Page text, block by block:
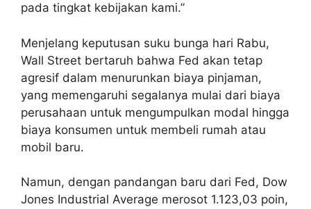
pada tingkat kebijakan kami.”
Menjelang keputusan suku bunga hari Rabu,
Wall Street bertaruh bahwa Fed akan tetap
agresif dalam menurunkan biaya pinjaman,
yang memengaruhi segalanya mulai dari biaya
perusahaan untuk mengumpulkan modal hingga
biaya konsumen untuk membeli rumah atau
mobil baru.
Namun, dengan pandangan baru dari Fed, Dow
Jones Industrial Average merosot 1.123,03 poin,